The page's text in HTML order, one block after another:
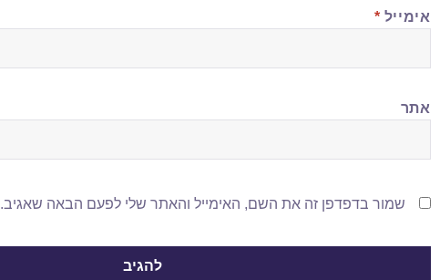
אימייל *
אתר
שמור בדפדפן זה את השם, האימייל והאתר שלי לפעם הבאה שאגיב.